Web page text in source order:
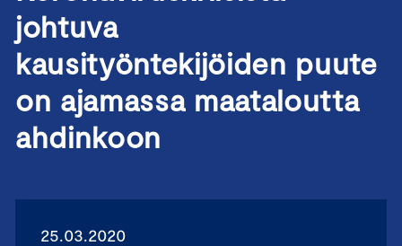
johtuva
kausityöntekijöiden puute
on ajamassa maataloutta
ahdinkoon
25.03.2020